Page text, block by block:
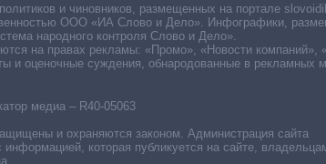
медиа – R40-05063
и охраняются законом. Администрация сайта
которая публикуется на сайте,
и чиновников, размещенных на портале
ООО «ИА Слово и Дело». Инфографики,
народного контроля Слово и Дело».
на правах рекламы: «Промо», «Новости компаний»,
и оценочные суждения, обнародованные в рекламных